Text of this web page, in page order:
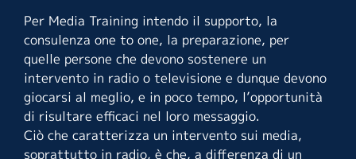
Per Media Training intendo il supporto, la
consulenza one to one, la preparazione, per
quelle persone che devono sostenere un
intervento in radio o televisione e dunque devono
giocarsi al meglio, e in poco tempo, l’opportunità
di risultare efficaci nel loro messaggio.
Ciò che caratterizza un intervento sui media,
soprattutto in radio, è che, a differenza di un